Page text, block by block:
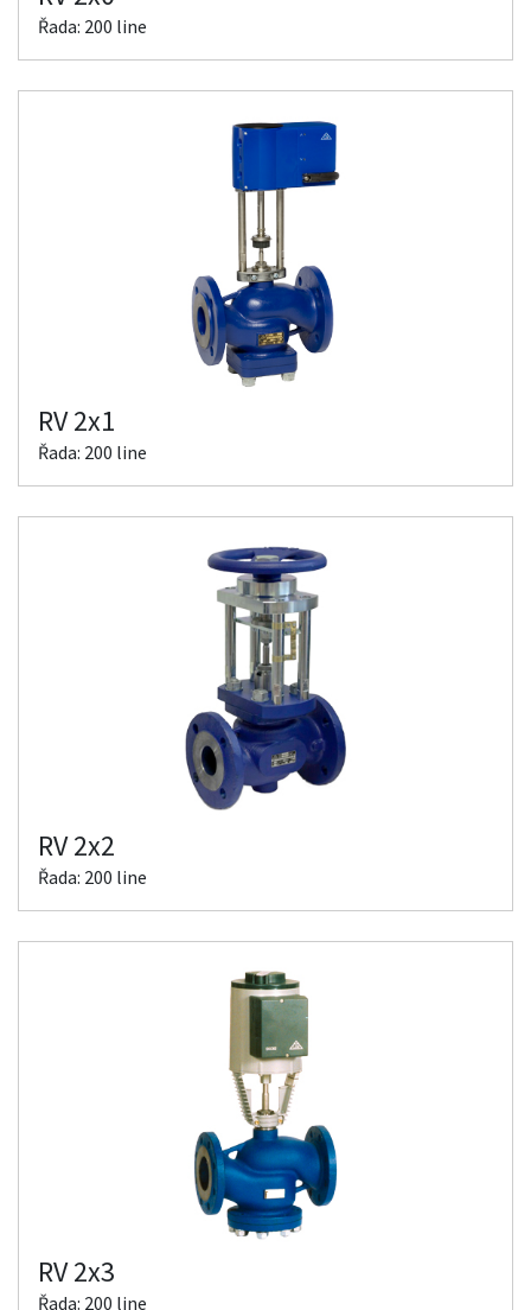
Řada: 200 line
RV 2x1
Řada: 200 line
RV 2x2
Řada: 200 line
RV 2x3
Řada: 200 line